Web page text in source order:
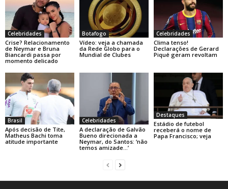
Celebridades
Crise? Relacionamento
de Neymar e Bruna
Biancardi passa por
momento delicado
Botafogo
Vídeo: veja a chamada
da Rede Globo para o
Mundial de Clubes
Celebridades
Clima tenso!
Declarações de Gerard
Piqué geram revoltam
Brasil
Após decisão de Tite,
Matheus Bachi toma
atitude importante
Celebridades
A declaração de Galvão
Bueno direcionada a
Neymar, do Santos: ‘não
temos amizade…’
Destaques
Estádio de futebol
receberá o nome de
Papa Francisco; veja